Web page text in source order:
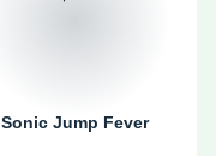
Sonic Jump Fever